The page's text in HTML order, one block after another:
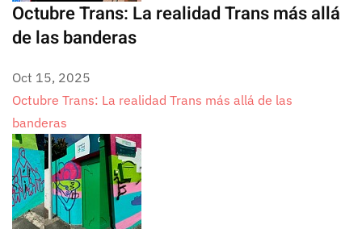
Octubre Trans: La realidad Trans más allá
de las banderas
Oct 15, 2025
Octubre Trans: La realidad Trans más allá de las
banderas